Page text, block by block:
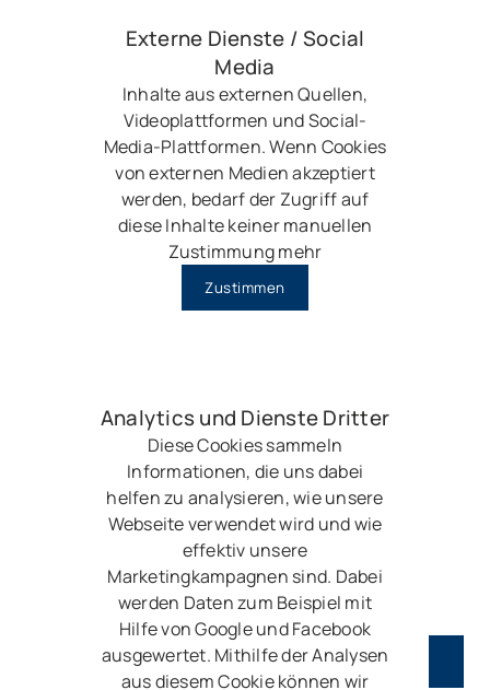
Externe Dienste / Social
Media
Inhalte aus externen Quellen,
Videoplattformen und Social-
Media-Plattformen. Wenn Cookies
von externen Medien akzeptiert
werden, bedarf der Zugriff auf
diese Inhalte keiner manuellen
Zustimmung mehr
Zustimmen
Analytics und Dienste Dritter
Diese Cookies sammeln
Informationen, die uns dabei
helfen zu analysieren, wie unsere
Webseite verwendet wird und wie
effektiv unsere
Marketingkampagnen sind. Dabei
werden Daten zum Beispiel mit
Hilfe von Google und Facebook
ausgewertet. Mithilfe der Analysen
aus diesem Cookie können wir